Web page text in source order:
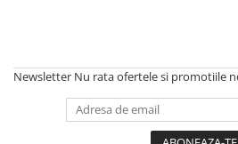
Newsletter Nu rata ofertele si promotiile